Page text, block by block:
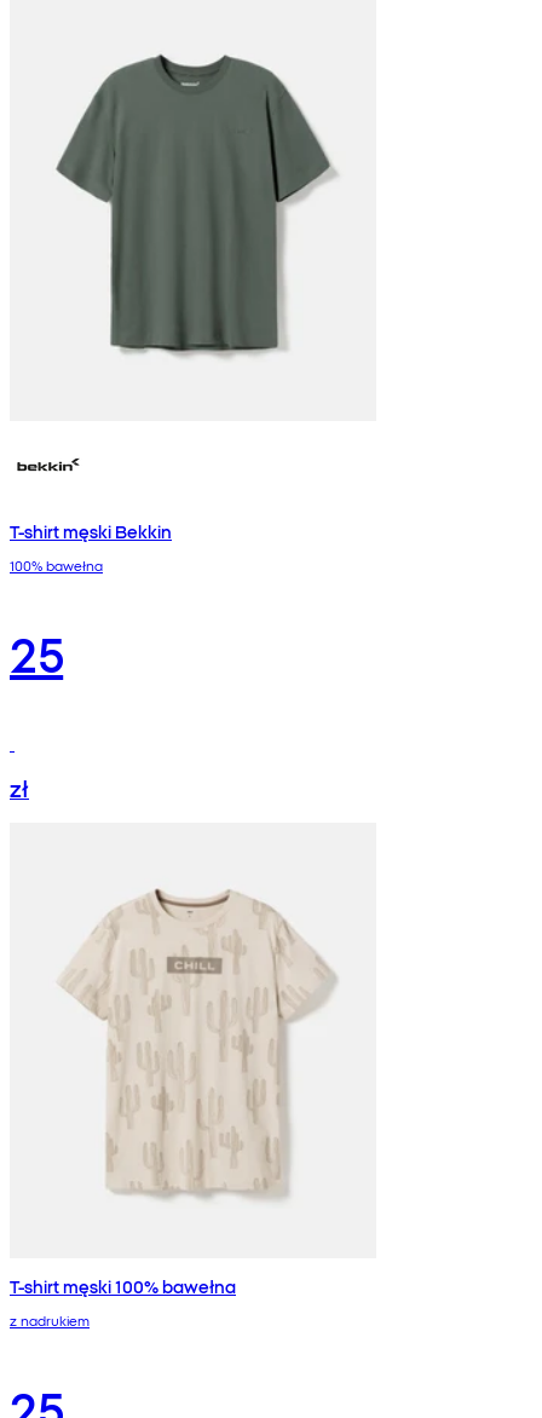
T-shirt męski Bekkin
100% bawełna
25
zł
T-shirt męski 100% bawełna
z nadrukiem